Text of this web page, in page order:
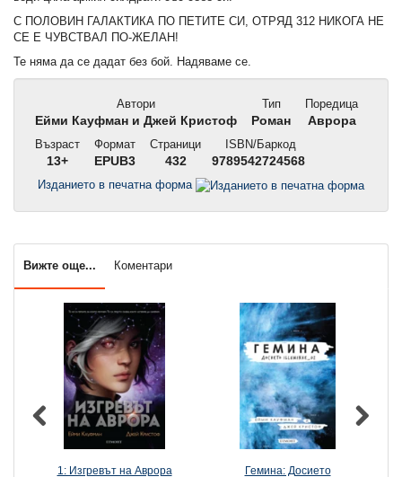
С ПОЛОВИН ГАЛАКТИКА ПО ПЕТИТЕ СИ, ОТРЯД 312 НИКОГА НЕ
СЕ Е ЧУВСТВАЛ ПО-ЖЕЛАН!
Те няма да се дадат без бой. Надяваме се.
Автори
Ейми Кауфман и Джей Кристоф
Тип
Роман
Поредица
Аврора
Възраст
13+
Формат
EPUB3
Страници
432
ISBN/Баркод
9789542724568
Изданието в печатна форма
Вижте още... Коментари
1: Изгревът на Аврора
Гемина: Досието